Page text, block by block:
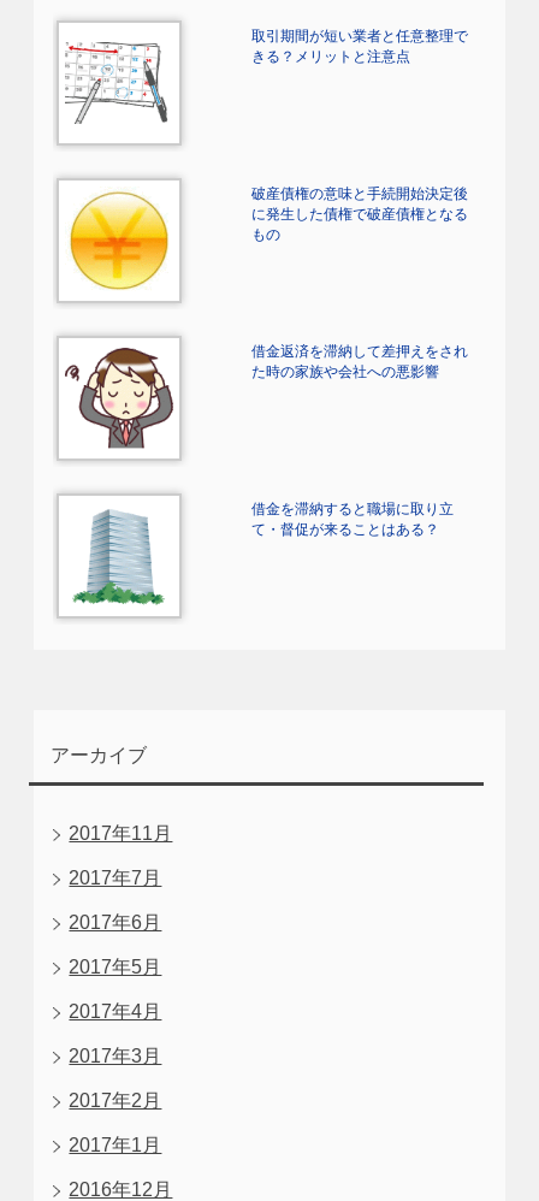
取引期間が短い業者と任意整理で
きる？メリットと注意点
破産債権の意味と手続開始決定後
に発生した債権で破産債権となる
もの
借金返済を滞納して差押えをされ
た時の家族や会社への悪影響
借金を滞納すると職場に取り立
て・督促が来ることはある？
アーカイブ
2017年11月
2017年7月
2017年6月
2017年5月
2017年4月
2017年3月
2017年2月
2017年1月
2016年12月